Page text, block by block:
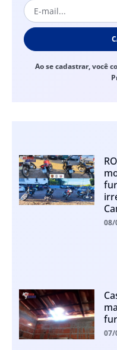
Ao se cadastrar, você
08/
07/